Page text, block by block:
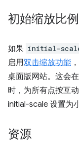
初始缩放比
如果 initial-
启用双击缩放功能
桌面版网站。这会
时，为所有点按互
initial-scale 设置为
资源